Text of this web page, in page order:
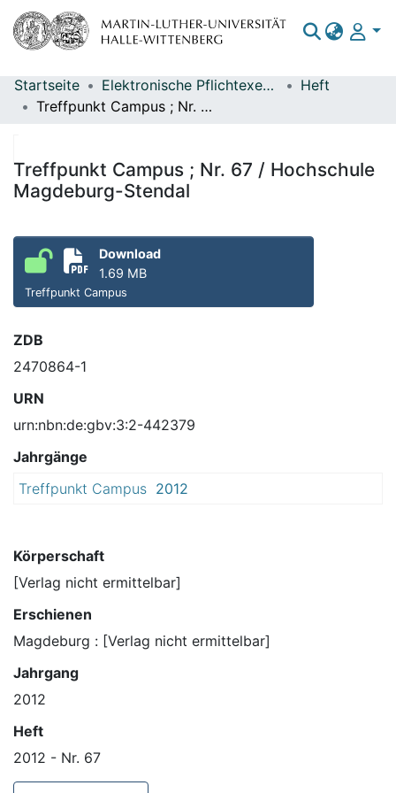
Bereiche & Sammlungen
Statistiken
Startseite Elektronische Pflichtexemplare
Heft
Treffpunkt Campus ; Nr. 67 / Hochschule Magdeburg-Stendal
Treffpunkt Campus ; Nr. 67 / Hochschule
Magdeburg-Stendal
Download
1.69 MB
Treffpunkt Campus
ZDB
2470864-1
URN
urn:nbn:de:gbv:3:2-442379
Jahrgänge
Treffpunkt Campus 2012
Körperschaft
[Verlag nicht ermittelbar]
Erschienen
Magdeburg : [Verlag nicht ermittelbar]
Jahrgang
2012
Heft
2012 - Nr. 67